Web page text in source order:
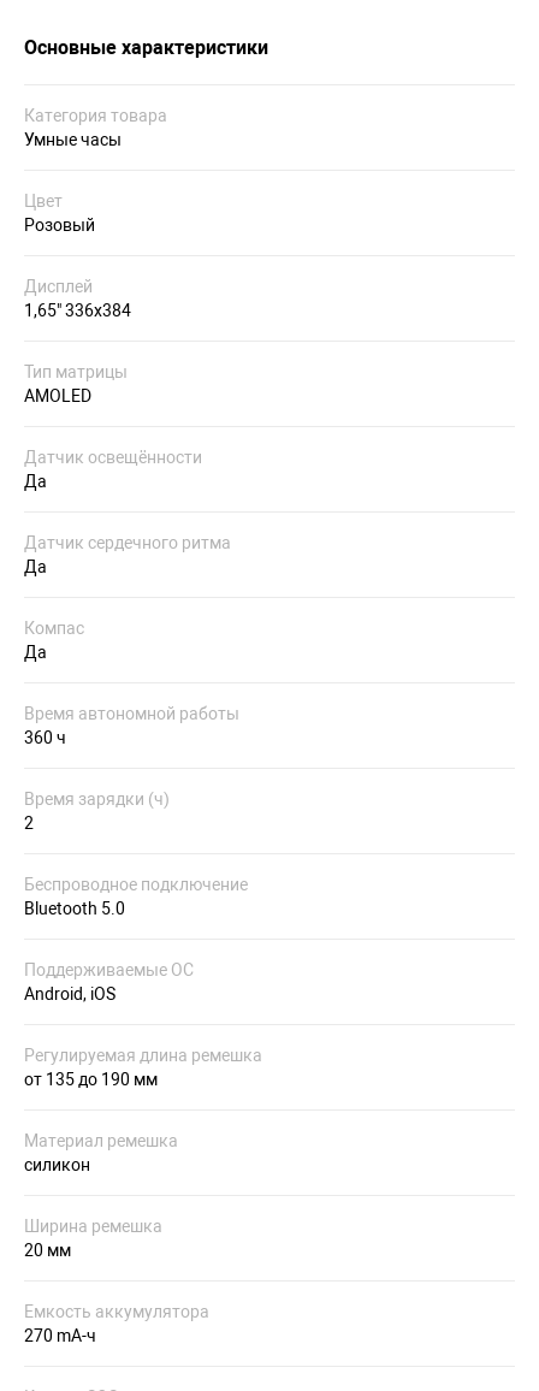
Основные характеристики
Категория товара
Умные часы
Цвет
Розовый
Дисплей
1,65" 336х384
Тип матрицы
AMOLED
Датчик освещённости
Да
Датчик сердечного ритма
Да
Компас
Да
Время автономной работы
360 ч
Время зарядки (ч)
2
Беспроводное подключение
Bluetooth 5.0
Поддерживаемые ОС
Android, iOS
Регулируемая длина ремешка
от 135 до 190 мм
Материал ремешка
силикон
Ширина ремешка
20 мм
Емкость аккумулятора
270 mA-ч